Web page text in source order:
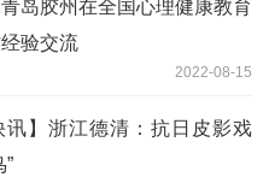
岛胶州在全国心理健康教育
验交流
2022-08-15
讯】浙江德清：抗日皮影戏
”